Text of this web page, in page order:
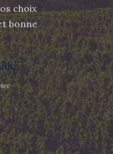
choix
bonne